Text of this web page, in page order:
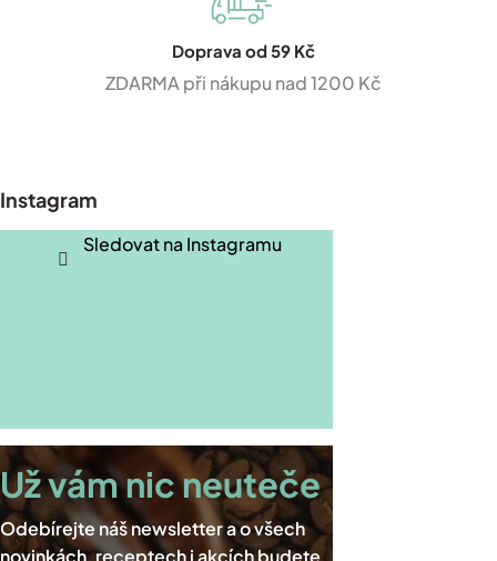
Doprava od 59 Kč
ZDARMA při nákupu nad 1200 Kč
a
t
Instagram
Sledovat na Instagramu